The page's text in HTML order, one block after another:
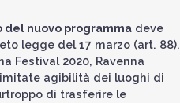
nuovo programma deve
legge del 17 marzo (art. 88).
Festival 2020, Ravenna
agibilità dei luoghi di
di trasferire le